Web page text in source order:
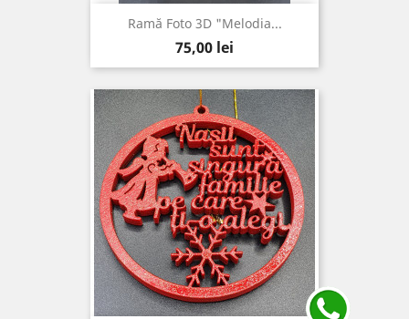
Ramă Foto 3D "Melodia...
Pret
75,00 lei